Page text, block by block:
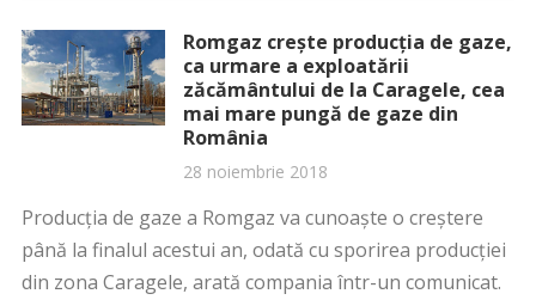
Romgaz creşte producţia de gaze,
ca urmare a exploatării
zăcământului de la Caragele, cea
mai mare pungă de gaze din
România
28 noiembrie 2018
Producţia de gaze a Romgaz va cunoaşte o creştere
până la finalul acestui an, odată cu sporirea producţiei
din zona Caragele, arată compania într-un comunicat.